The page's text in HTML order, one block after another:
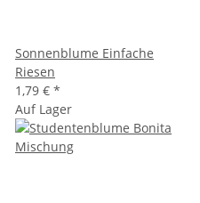
Sonnenblume Einfache
Riesen
1,79 € *
Auf Lager